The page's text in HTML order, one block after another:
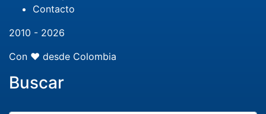
Contacto
2010 - 2026
Con ❤️ desde Colombia
Buscar